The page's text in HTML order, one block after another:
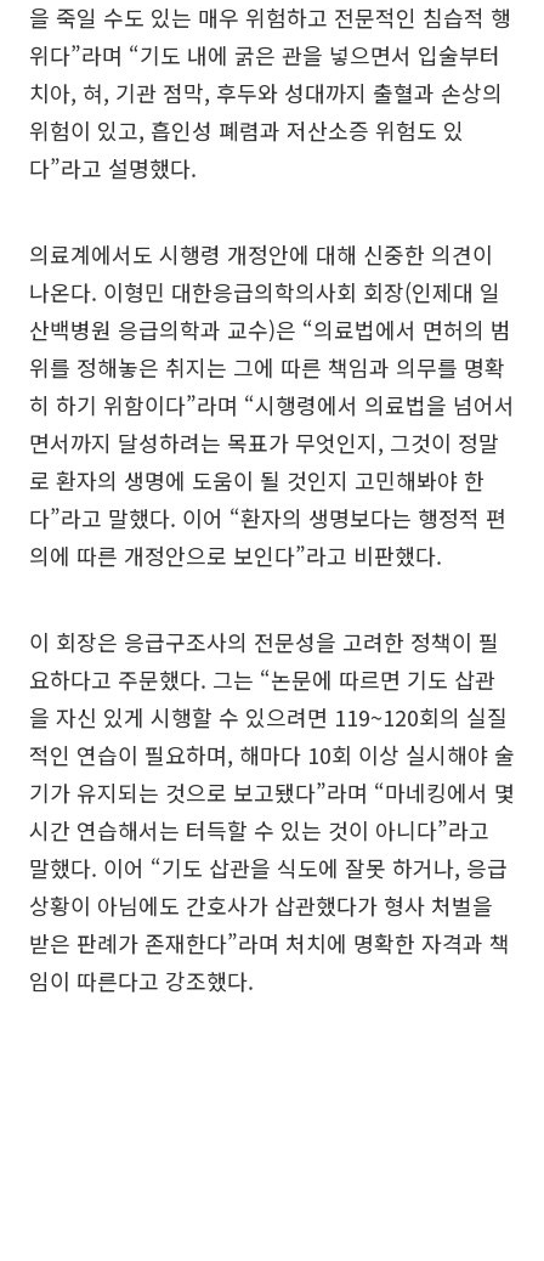
을 죽일 수도 있는 매우 위험하고 전문적인 침습적 행
위다”라며 “기도 내에 굵은 관을 넣으면서 입술부터
치아, 혀, 기관 점막, 후두와 성대까지 출혈과 손상의
위험이 있고, 흡인성 폐렴과 저산소증 위험도 있
다”라고 설명했다.
의료계에서도 시행령 개정안에 대해 신중한 의견이
나온다. 이형민 대한응급의학의사회 회장(인제대 일
산백병원 응급의학과 교수)은 “의료법에서 면허의 범
위를 정해놓은 취지는 그에 따른 책임과 의무를 명확
히 하기 위함이다”라며 “시행령에서 의료법을 넘어서
면서까지 달성하려는 목표가 무엇인지, 그것이 정말
로 환자의 생명에 도움이 될 것인지 고민해봐야 한
다”라고 말했다. 이어 “환자의 생명보다는 행정적 편
의에 따른 개정안으로 보인다”라고 비판했다.
이 회장은 응급구조사의 전문성을 고려한 정책이 필
요하다고 주문했다. 그는 “논문에 따르면 기도 삽관
을 자신 있게 시행할 수 있으려면 119~120회의 실질
적인 연습이 필요하며, 해마다 10회 이상 실시해야 술
기가 유지되는 것으로 보고됐다”라며 “마네킹에서 몇
시간 연습해서는 터득할 수 있는 것이 아니다”라고
말했다. 이어 “기도 삽관을 식도에 잘못 하거나, 응급
상황이 아님에도 간호사가 삽관했다가 형사 처벌을
받은 판례가 존재한다”라며 처치에 명확한 자격과 책
임이 따른다고 강조했다.